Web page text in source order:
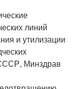
линий
и утилизации
Минздрав